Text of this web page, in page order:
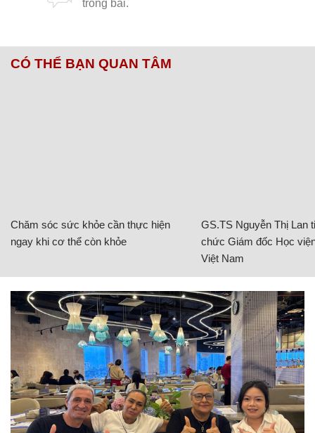
CÓ THỂ BẠN QUAN TÂM
Chăm sóc sức khỏe cần thực hiện
ngay khi cơ thể còn khỏe
GS.TS Nguyễn Thị Lan
chức Giám đốc Học
Việt Nam